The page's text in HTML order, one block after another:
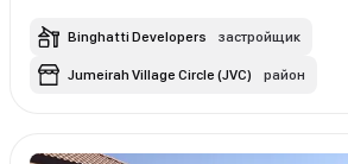
Binghatti Developers застройщик
Jumeirah Village Circle (JVC) район